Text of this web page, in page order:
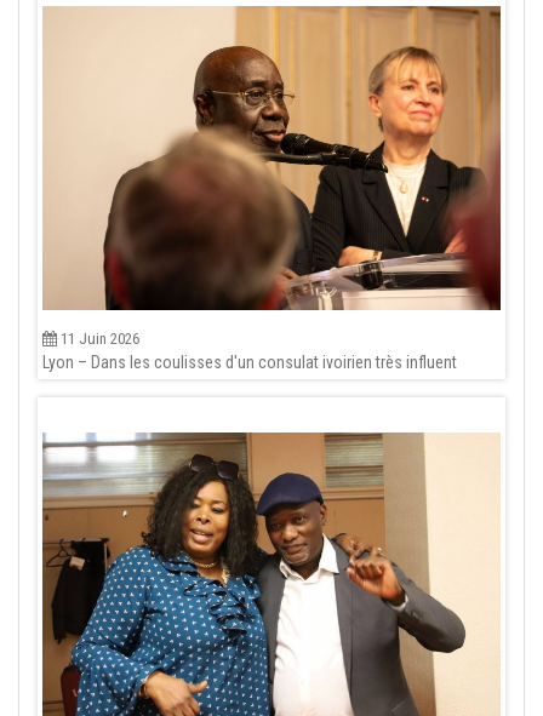
11 Juin 2026
Lyon – Dans les coulisses d'un consulat ivoirien très influent